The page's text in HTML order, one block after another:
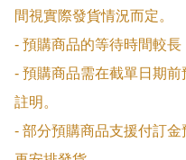
間視實際發貨情況而定。
- 預購商品的等待時間較長
- 預購商品需在截單日期
註明。
- 部分預購商品支援付訂金